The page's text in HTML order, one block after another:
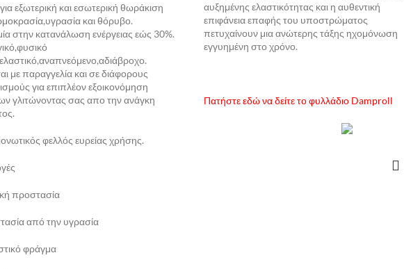
για εξωτερική και εσωτερική θωράκιση
και θόρυβο.
στην κατανάλωση ενέργειας εώς 30%.
με παραγγελία και σε διάφορους
για επιπλέον εξοικονόμηση
γλιτώνοντας σας απο την ανάγκη
φελλός ευρείας χρήσης.
προστασία
από την υγρασία
φράγμα
αυξημένης ελαστικότητας και η αυθεντική
επιφάνεια επαφής του υποστρώματος
πετυχαίνουν μια ανώτερης τάξης ηχομόνωση
εγγυημένη στο χρόνο.
Πατήστε εδώ να δείτε το φυλλάδιο Damproll